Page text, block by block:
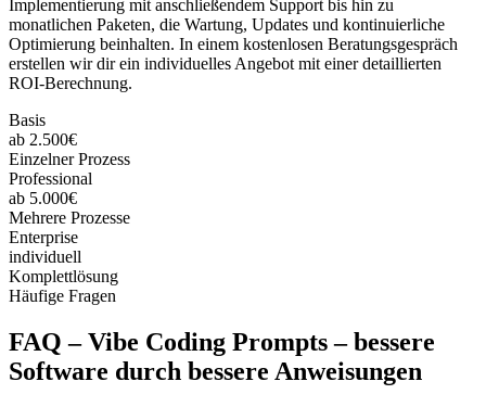
Implementierung mit anschließendem Support bis hin zu
monatlichen Paketen, die Wartung, Updates und kontinuierliche
Optimierung beinhalten. In einem kostenlosen Beratungsgespräch
erstellen wir dir ein individuelles Angebot mit einer detaillierten
ROI-Berechnung.
Basis
ab 2.500€
Einzelner Prozess
Professional
ab 5.000€
Mehrere Prozesse
Enterprise
individuell
Komplettlösung
Häufige Fragen
FAQ –Vibe Coding Prompts – bessere
Software durch bessere Anweisungen